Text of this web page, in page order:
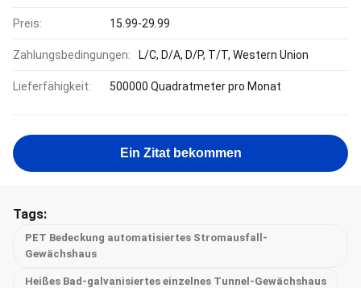
Preis: 15.99-29.99
Zahlungsbedingungen: L/C, D/A, D/P, T/T, Western Union
Lieferfähigkeit: 500000 Quadratmeter pro Monat
Ein Zitat bekommen
Tags:
PET Bedeckung automatisiertes Stromausfall-
Gewächshaus
Heißes Bad-galvanisiertes einzelnes Tunnel-Gewächshaus